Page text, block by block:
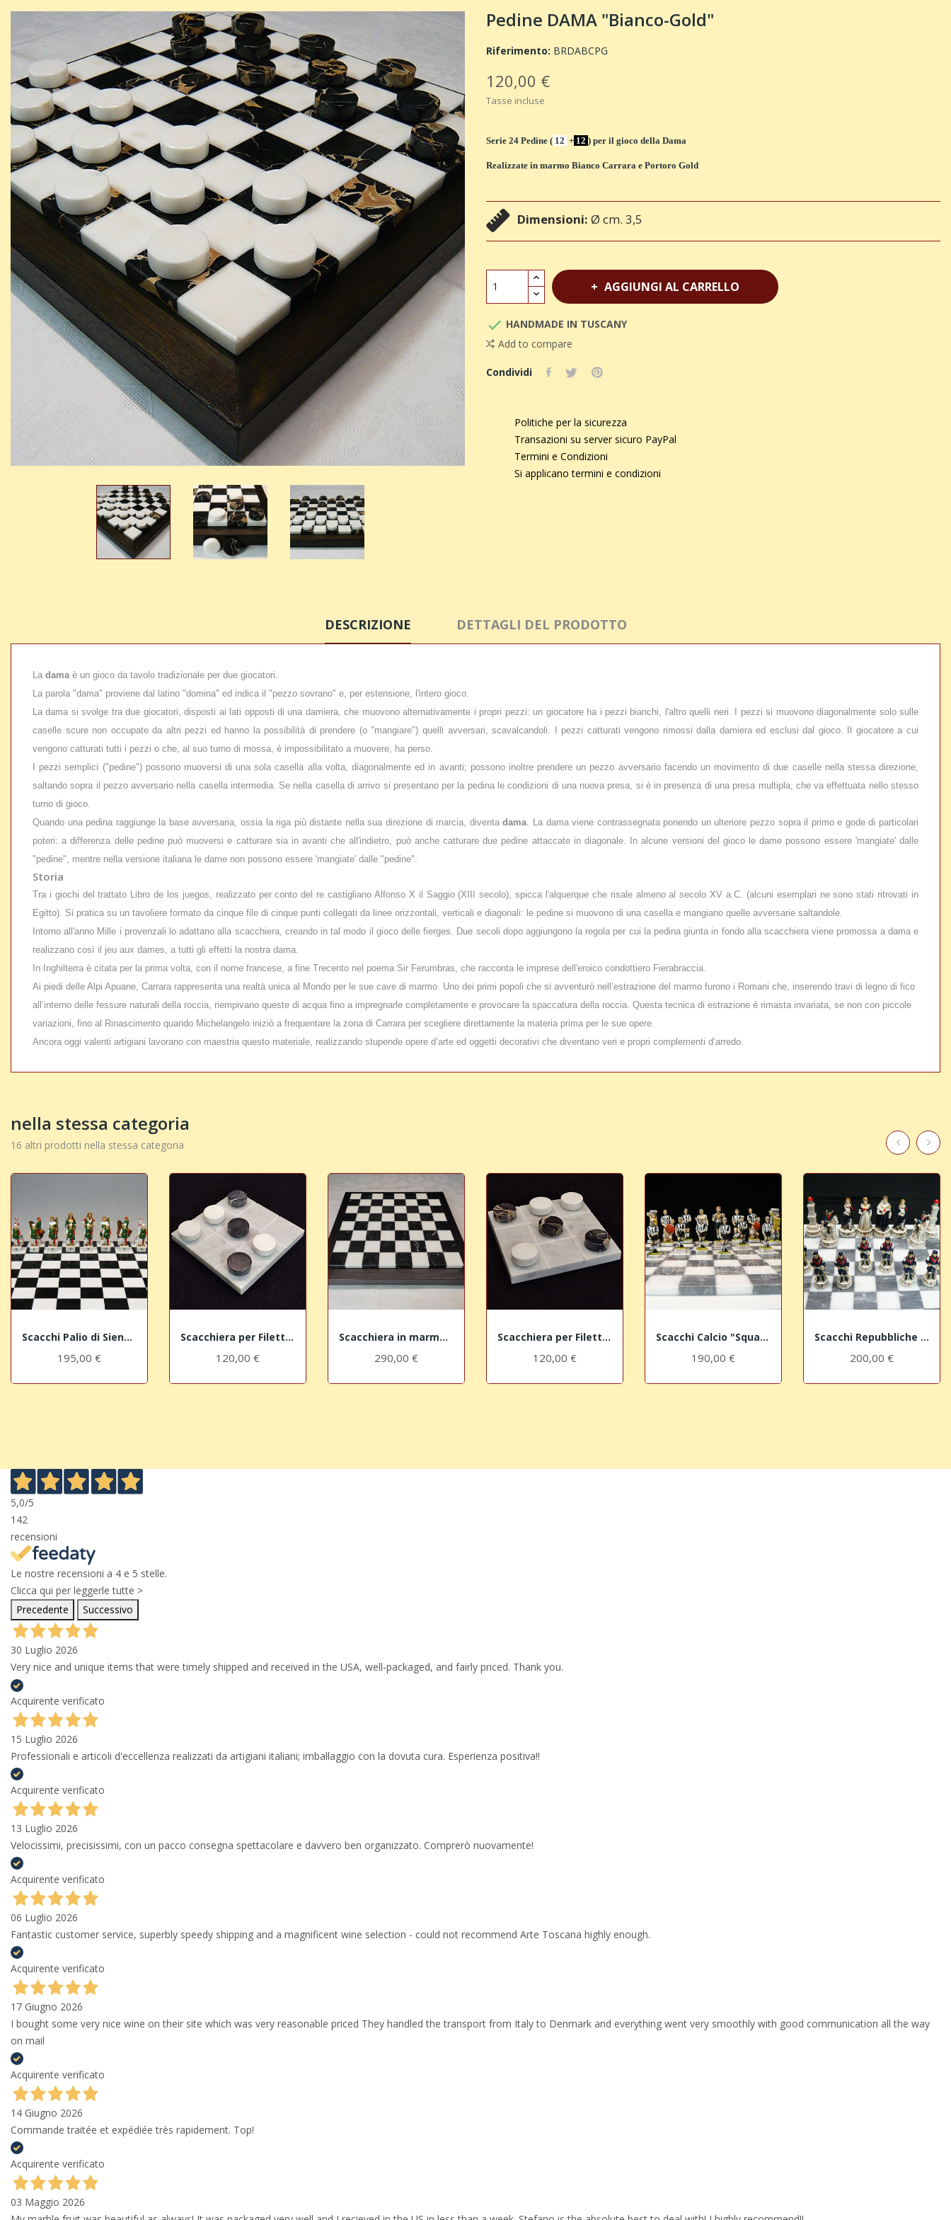
Pedine DAMA "Bianco-Gold"
Riferimento: BRDABCPG
120,00 €
Tasse incluse
Serie 24 Pedine ( 12 + 12 ) per il gioco della Dama
Realizzate in marmo Bianco Carrara e Portoro Gold
Dimensioni: Ø cm. 3,5
AGGIUNGI AL CARRELLO
 HANDMADE IN TUSCANY
Add to compare
Condividi
Politiche per la sicurezza
Transazioni su server sicuro PayPal
Termini e Condizioni
Si applicano termini e condizioni
DESCRIZIONE DETTAGLI DEL PRODOTTO
La dama è un gioco da tavolo tradizionale per due giocatori.
La parola "dama" proviene dal latino "domina" ed indica il "pezzo sovrano" e, per estensione, l'intero gioco.
La dama si svolge tra due giocatori, disposti ai lati opposti di una damiera, che muovono alternativamente i propri pezzi: un giocatore ha i pezzi bianchi, l'altro quelli neri. I pezzi si muovono diagonalmente solo sulle
caselle scure non occupate da altri pezzi ed hanno la possibilità di prendere (o "mangiare") quelli avversari, scavalcandoli. I pezzi catturati vengono rimossi dalla damiera ed esclusi dal gioco. Il giocatore a cui
vengono catturati tutti i pezzi o che, al suo turno di mossa, è impossibilitato a muovere, ha perso.
I pezzi semplici ("pedine") possono muoversi di una sola casella alla volta, diagonalmente ed in avanti; possono inoltre prendere un pezzo avversario facendo un movimento di due caselle nella stessa direzione,
saltando sopra il pezzo avversario nella casella intermedia. Se nella casella di arrivo si presentano per la pedina le condizioni di una nuova presa, si è in presenza di una presa multipla, che va effettuata nello stesso
turno di gioco.
Quando una pedina raggiunge la base avversaria, ossia la riga più distante nella sua direzione di marcia, diventadama . La dama viene contrassegnata ponendo un ulteriore pezzo sopra il primo e gode di particolari
poteri: a differenza delle pedine può muoversi e catturare sia in avanti che all'indietro, può anche catturare due pedine attaccate in diagonale. In alcune versioni del gioco le dame possono essere 'mangiate' dalle
"pedine", mentre nella versione italiana le dame non possono essere 'mangiate' dalle "pedine".
Storia
Tra i giochi del trattato Libro de los juegos , realizzato per conto del re castigliano Alfonso X il Saggio (XIII secolo), spicca l'alquerqueche risale almeno al secolo XV a.C. (alcuni esemplari ne sono stati ritrovati in
Egitto). Si pratica su un tavoliere formato da cinque file di cinque punti collegati da linee orizzontali, verticali e diagonali: le pedine si muovono di una casella e mangiano quelle avversarie saltandole.
Intorno all'anno Mille i provenzali lo adattano alla scacchiera, creando in tal modo il gioco dellefierges . Due secoli dopo aggiungono la regola per cui la pedina giunta in fondo alla scacchiera viene promossa a dama e
realizzano così il jeu aux dames , a tutti gli effetti la nostra dama.
In Inghilterra è citata per la prima volta, con il nome francese, a fine Trecento nel poema Sir Ferumbras , che racconta le imprese dell'eroico condottiero Fierabraccia.
Ai piedi delle Alpi Apuane, Carrara rappresenta una realtà unica al Mondo per le sue cave di marmo. Uno dei primi popoli che si avventurò nell’estrazione del marmo furono i Romani che, inserendo travi di legno di fico
all’interno delle fessure naturali della roccia, riempivano queste di acqua fino a impregnarle completamente e provocare la spaccatura della roccia. Questa tecnica di estrazione è rimasta invariata, se non con piccole
variazioni, fino al Rinascimento quando Michelangelo iniziò a frequentare la zona di Carrara per scegliere direttamente la materia prima per le sue opere.
Ancora oggi valenti artigiani lavorano con maestria questo materiale, realizzando stupende opere d’arte ed oggetti decorativi che diventano veri e propri complementi d’arredo.
nella stessa categoria
16 altri prodotti nella stessa categoria
Scacchi Palio di Siena "Oca"
195,00 €
Scacchiera per Filetto "Black"
120,00 €
Scacchiera in marmo "Marquina"
290,00 €
Scacchiera per Filetto "Gold"
120,00 €
Scacchi Calcio "Squadra Bianconera"
190,00 €
Scacchi Repubbliche Marinare "Genova"
200,00 €
5,0/5
142
recensioni
Le nostre recensioni a 4 e 5 stelle.
Clicca qui per leggerle tutte >
Precedente
Successivo
30 Luglio 2026
Very nice and unique items that were timely shipped and received in the USA, well-packaged, and fairly priced. Thank you.
Acquirente verificato
15 Luglio 2026
Professionali e articoli d'eccellenza realizzati da artigiani italiani; imballaggio con la dovuta cura. Esperienza positiva!!
Acquirente verificato
13 Luglio 2026
Velocissimi, precisissimi, con un pacco consegna spettacolare e davvero ben organizzato. Comprerò nuovamente!
Acquirente verificato
06 Luglio 2026
Fantastic customer service, superbly speedy shipping and a magnificent wine selection - could not recommend Arte Toscana highly enough.
Acquirente verificato
17 Giugno 2026
I bought some very nice wine on their site which was very reasonable priced They handled the transport from Italy to Denmark and everything went very smoothly with good communication all the way
on mail
Acquirente verificato
14 Giugno 2026
Commande traitée et expédiée très rapidement. Top!
Acquirente verificato
03 Maggio 2026